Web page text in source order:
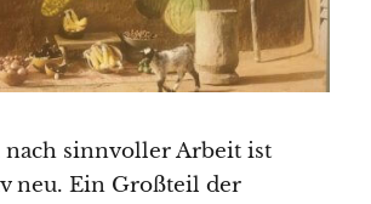
nach sinnvoller Arbeit ist
neu. Ein Großteil der